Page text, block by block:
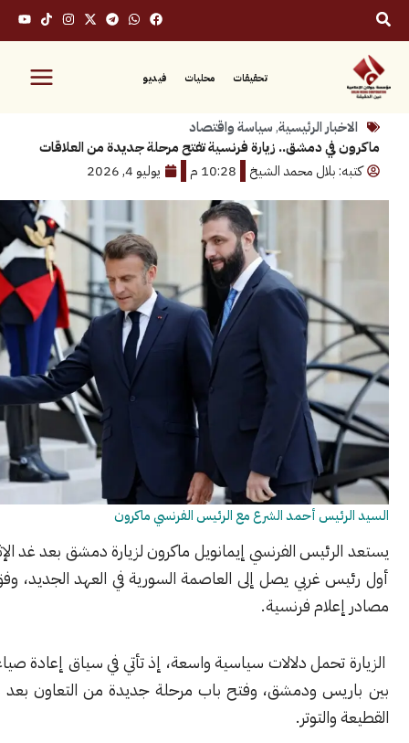
محليات فيديو
الرئيسية,سياسة واقتصاد
في دمشق.. زيارة فرنسية تفتح مرحلة جديدة من العلاقات
بلال محمد الشيخ
10:28 م يوليو 4, 2026
أحمد الشرع مع الرئيس الفرنسي ماكرون
الفرنسي إيمانويل ماكرون لزيارة دمشق بعد غد الإثنين، ليكون
غربي يصل إلى العاصمة السورية في العهد الجديد، وفق ما أوردته
فرنسية.
تحمل دلالات سياسية واسعة، إذ تأتي في سياق إعادة صياغة العلاقات
ودمشق، وفتح باب مرحلة جديدة من التعاون بعد سنوات من